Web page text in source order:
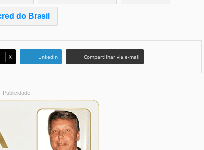
do Brasil
X Linkedin Compartilhar via e-mail
Publicidade